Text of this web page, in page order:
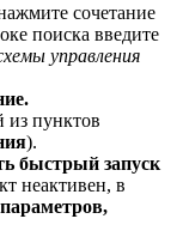
сочетание
поиска введите
управления
из пунктов
).
быстрый запуск
неактивен, в